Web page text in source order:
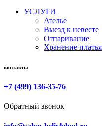
УСЛУГИ
Ателье
Выезд к невесте
Отпаривание
Хранение платья
контакты
+7 (499) 136-35-76
Обратный звонок